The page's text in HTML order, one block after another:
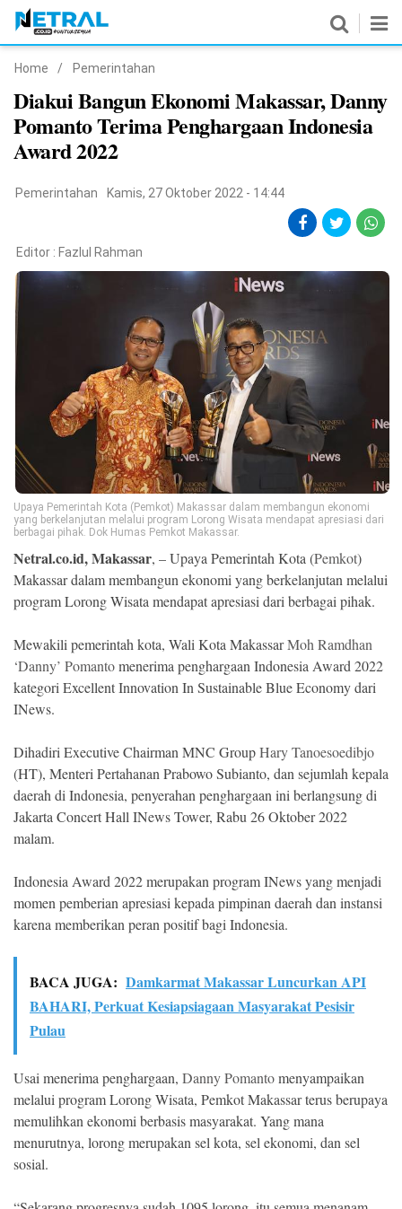
Nasional
Pemerintahan
Hukrim
Pendidikan
Ekonomi
Copyright
2026
NETRAL
Right
Reserved
Home / Pemerintahan
Diakui Bangun Ekonomi Makassar, Danny
Pomanto Terima Penghargaan Indonesia
Award 2022
Pemerintahan Kamis, 27 Oktober 2022 - 14:44
Editor : Fazlul Rahman
Upaya Pemerintah Kota (Pemkot) Makassar dalam membangun ekonomi
yang berkelanjutan melalui program Lorong Wisata mendapat apresiasi dari
berbagai pihak. Dok Humas Pemkot Makassar.
Netral.co.id, Makassar, – Upaya Pemerintah Kota (Pemkot)
Makassar dalam membangun ekonomi yang berkelanjutan melalui
program Lorong Wisata mendapat apresiasi dari berbagai pihak.
Mewakili pemerintah kota, Wali Kota MakassarMoh Ramdhan
‘Danny’ Pomantomenerima penghargaan Indonesia Award 2022
kategori Excellent Innovation In Sustainable Blue Economy dari
INews.
Dihadiri Executive Chairman MNC GroupHary Tanoesoedibjo
(HT), Menteri Pertahanan Prabowo Subianto, dan sejumlah kepala
daerah di Indonesia, penyerahan penghargaan ini berlangsung di
Jakarta Concert Hall INews Tower, Rabu 26 Oktober 2022
malam.
Indonesia Award 2022 merupakan program INews yang menjadi
momen pemberian apresiasi kepada pimpinan daerah dan instansi
karena memberikan peran positif bagi Indonesia.
BACA JUGA: Damkarmat Makassar Luncurkan API
BAHARI, Perkuat Kesiapsiagaan Masyarakat Pesisir
Pulau
Usai menerima penghargaan, Danny Pomantomenyampaikan
melalui program Lorong Wisata, Pemkot Makassar terus berupaya
memulihkan ekonomi berbasis masyarakat. Yang mana
menurutnya, lorong merupakan sel kota, sel ekonomi, dan sel
sosial.